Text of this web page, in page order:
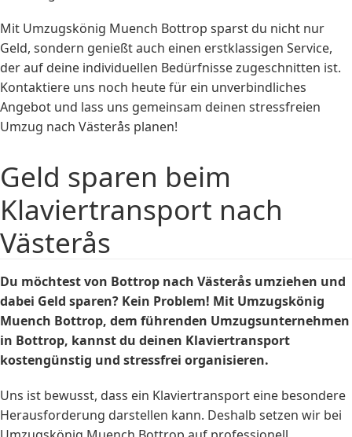
Mit Umzugskönig Muench Bottrop sparst du nicht nur
Geld, sondern genießt auch einen erstklassigen Service,
der auf deine individuellen Bedürfnisse zugeschnitten ist.
Kontaktiere uns noch heute für ein unverbindliches
Angebot und lass uns gemeinsam deinen stressfreien
Umzug nach Västerås planen!
Geld sparen beim
Klaviertransport nach
Västerås
Du möchtest von Bottrop nach Västerås umziehen und
dabei Geld sparen? Kein Problem! Mit Umzugskönig
Muench Bottrop, dem führenden Umzugsunternehmen
in Bottrop, kannst du deinen Klaviertransport
kostengünstig und stressfrei organisieren.
Uns ist bewusst, dass ein Klaviertransport eine besondere
Herausforderung darstellen kann. Deshalb setzen wir bei